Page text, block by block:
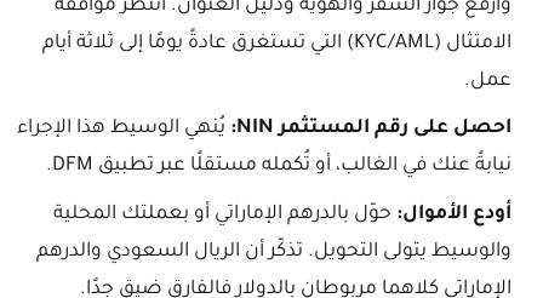
وارفع جواز السفر والهوية ودليل العنوان. انتظر موافقة
الامتثال (KYC/AML) التي تستغرق عادةً يومًا إلى ثلاثة أيام
عمل.
احصل على رقم المستثمر NIN:
يُنهي الوسيط هذا الإجراء
نيابةً عنك في الغالب، أو تُكمله مستقلًا عبر تطبيق DFM.
أودع الأموال: حوّل بالدرهم الإماراتي أو بعملتك المحلية
والوسيط يتولى التحويل. تذكّر أن الريال السعودي والدرهم
الإماراتي كلاهما مربوطان بالدولار فالفارق ضيق جدًا.